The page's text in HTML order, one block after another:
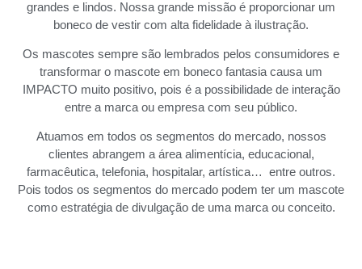
grandes e lindos. Nossa grande missão é proporcionar um
boneco de vestir com alta fidelidade à ilustração.
Os mascotes sempre são lembrados pelos consumidores e
transformar o mascote em boneco fantasia causa um
IMPACTO muito positivo, pois é a possibilidade de interação
entre a marca ou empresa com seu público.
Atuamos em todos os segmentos do mercado, nossos
clientes abrangem a área alimentícia, educacional,
farmacêutica, telefonia, hospitalar, artística… entre outros.
Pois todos os segmentos do mercado podem ter um mascote
como estratégia de divulgação de uma marca ou conceito.